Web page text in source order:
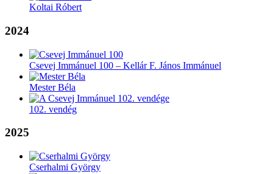
Koltai Róbert
2024
Csevej Immánuel 100 – Kellár F. János Immánuel
Mester Béla
102. vendég
2025
Cserhalmi György